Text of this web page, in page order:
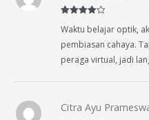
out of 5
Waktu belajar optik,
pembiasan cahaya.
peraga virtual, jadi
Citra Ayu